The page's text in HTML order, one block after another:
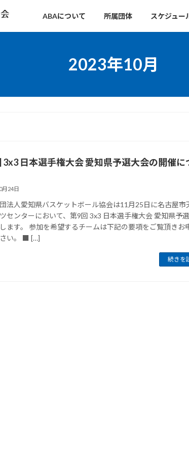
ABAについて 所属団体 スケジュー
2023年10月
3x3 日本選手権大会 愛知県予選大会の開催に
月24日
法人愛知県バスケットボール協会は11月25日に名古屋市
センターにおいて、第9回 3x3 日本選手権大会 愛知県予
ます。 参加を希望するチームは下記の要項をご覧頂きお
い。 ■ […]
続きを